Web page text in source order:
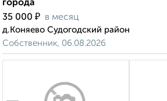
города
35 000 ₽ в месяц
д.Коняево Судогодский район
Собственник, 06.08.2026